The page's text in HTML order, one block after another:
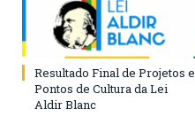
Resultado Final de Projetos e
Pontos de Cultura da Lei
Aldir Blanc